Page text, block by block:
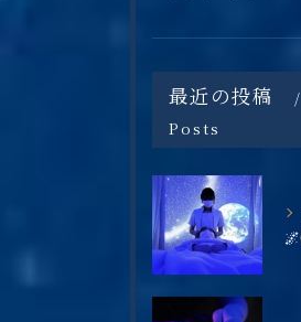
最近の投稿
Posts